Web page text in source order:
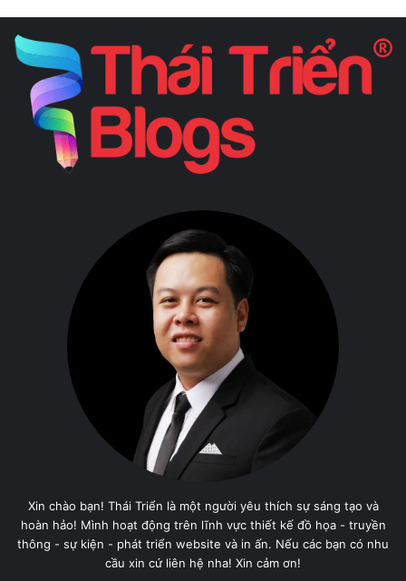
Xin chào bạn! Thái Triển là một người yêu thích sự sáng tạo và
hoàn hảo! Mình hoạt động trên lĩnh vực thiết kế đồ họa - truyền
thông - sự kiện - phát triển website và in ấn. Nếu các bạn có nhu
cầu xin cứ liên hệ nha! Xin cảm ơn!